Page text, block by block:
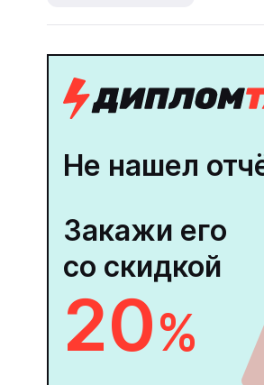
Не нашел
Закажи его
со скидкой
20%